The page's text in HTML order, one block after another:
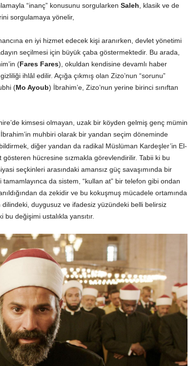
“inanç” konusunu sorgularken Saleh , klasik ve de
sorgulamaya yönelir,
en iyi hizmet edecek kişi aranırken, devlet yönetimi
seçilmesi için büyük çaba göstermektedir. Bu arada,
(Fares Fares), okuldan kendisine devamlı haber
ihlâl edilir. Açığa çıkmış olan Zizo’nun “sorunu”
(Mo Ayoub) İbrahim’e, Zizo’nun yerine birinci sınıftan
kimsesi olmayan, uzak bir köyden gelmiş genç mümin
muhbiri olarak bir yandan seçim döneminde
diğer yandan da radikal Müslüman Kardeşler’in El-
hücresine sızmakla görevlendirilir. Tabii ki bu
seçkinleri arasındaki amansız güç savaşımında bir
da sistem, “kullan at” bir telefon gibi ondan
da zekidir ve bu kokuşmuş mücadele ortamında
duygusuz ve ifadesiz yüzündeki belli belirsiz
değişimi ustalıkla yansıtır.